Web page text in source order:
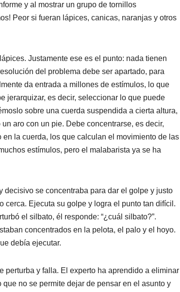
y al mostrar un grupo de tornillos
Peor si fueran lápices, canicas, naranjas y otros
Justamente ese es el punto: nada tienen
del problema debe ser apartado, para
da entrada a millones de estímulos, lo que
jerarquizar, es decir, seleccionar lo que puede
sobre una cuerda suspendida a cierta altura,
aro con un pie. Debe concentrarse, es decir,
la cuerda, los que calculan el movimiento de las
estímulos, pero el malabarista ya se ha
decisivo se concentraba para dar el golpe y justo
Ejecuta su golpe y logra el punto tan difícil.
el silbato, él responde: “¿cuál silbato?”.
concentrados en la pelota, el palo y el hoyo.
debía ejecutar.
perturba y falla. El experto ha aprendido a eliminar
no se permite dejar de pensar en el asunto y